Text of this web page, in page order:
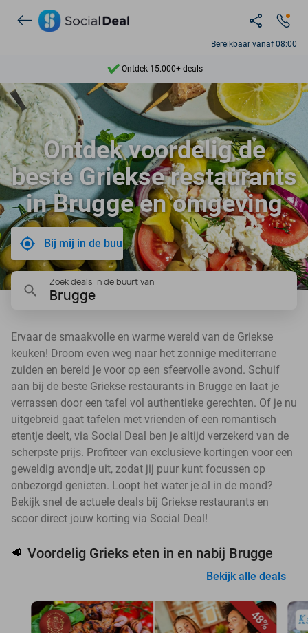
Bereikbaar vanaf 08:00
Ontdek 15.000+ deals
7 dagen per week beschikbaar
10+ miljoen leden
9,4
Ontdek 15.000+ deals
Ontdek voordelig de
beste Griekse restaurants
in Brugge en omgeving
Bij mij in de buurt
Zoek deals in de buurt van
Brugge
Ervaar de smaakvolle en warme wereld van de Griekse
keuken! Droom even weg naar het zonnige mediterrane
zuiden en bereid je voor op een sfeervolle avond. Schuif
aan bij de beste Griekse restaurants in Brugge en laat je
verrassen door een tafel vol authentieke gerechten. Of je nu
uitgebreid gaat tafelen met vrienden of een romantisch
etentje deelt, via Social Deal ben je altijd verzekerd van de
scherpste prijs. Profiteer van exclusieve kortingen voor een
geweldig avondje uit, zodat jij puur kunt focussen op
onbezorgd genieten. Loopt het water je al in de mond?
Bekijk snel de actuele deals bij Griekse restaurants en
scoor direct jouw korting via Social Deal!
🥩 Voordelig Grieks eten in en nabij Brugge
Bekijk alle deals
48%